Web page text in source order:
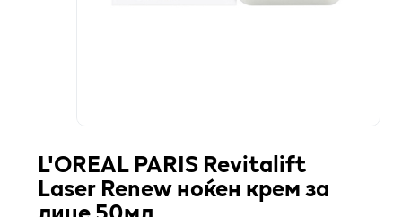
L'OREAL PARIS Revitalift
Laser Renew ноќен крем за